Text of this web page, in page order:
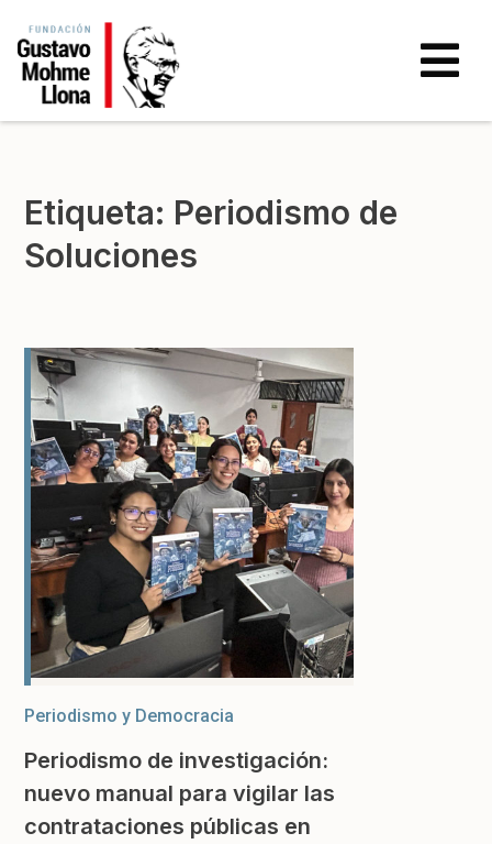
Etiqueta: Periodismo de
Soluciones
Periodismo y Democracia
Periodismo de investigación:
nuevo manual para vigilar las
contrataciones públicas en